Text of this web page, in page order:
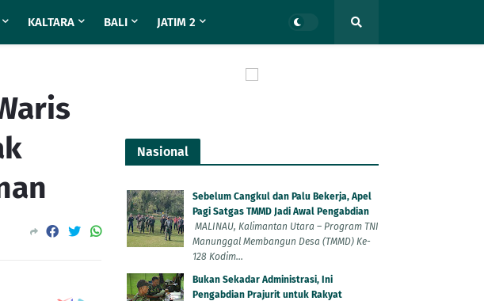
KALTARA BALI JATIM 2
Nasional
Sebelum Cangkul dan Palu Bekerja, Apel
Pagi Satgas TMMD Jadi Awal Pengabdian
MALINAU, Kalimantan Utara – Program TNI
Manunggal Membangun Desa (TMMD) Ke-
128 Kodim...
Bukan Sekadar Administrasi, Ini
Pengabdian Prajurit untuk Rakyat